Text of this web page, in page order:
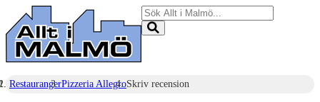
RestaurangerPizzeria AllegroSkriv recension